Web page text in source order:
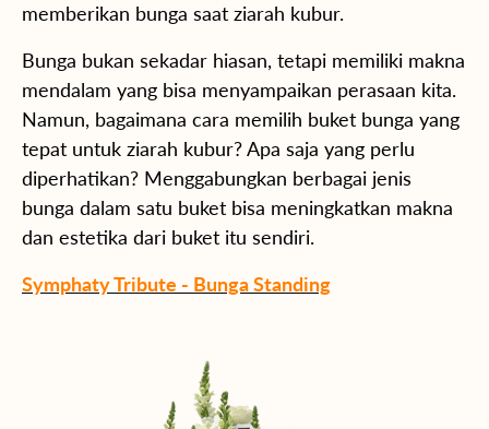
memberikan bunga saat ziarah kubur.
Bunga bukan sekadar hiasan, tetapi memiliki makna
mendalam yang bisa menyampaikan perasaan kita.
Namun, bagaimana cara memilih buket bunga yang
tepat untuk ziarah kubur? Apa saja yang perlu
diperhatikan? Menggabungkan berbagai jenis
bunga dalam satu buket bisa meningkatkan makna
dan estetika dari buket itu sendiri.
Symphaty Tribute - Bunga Standing